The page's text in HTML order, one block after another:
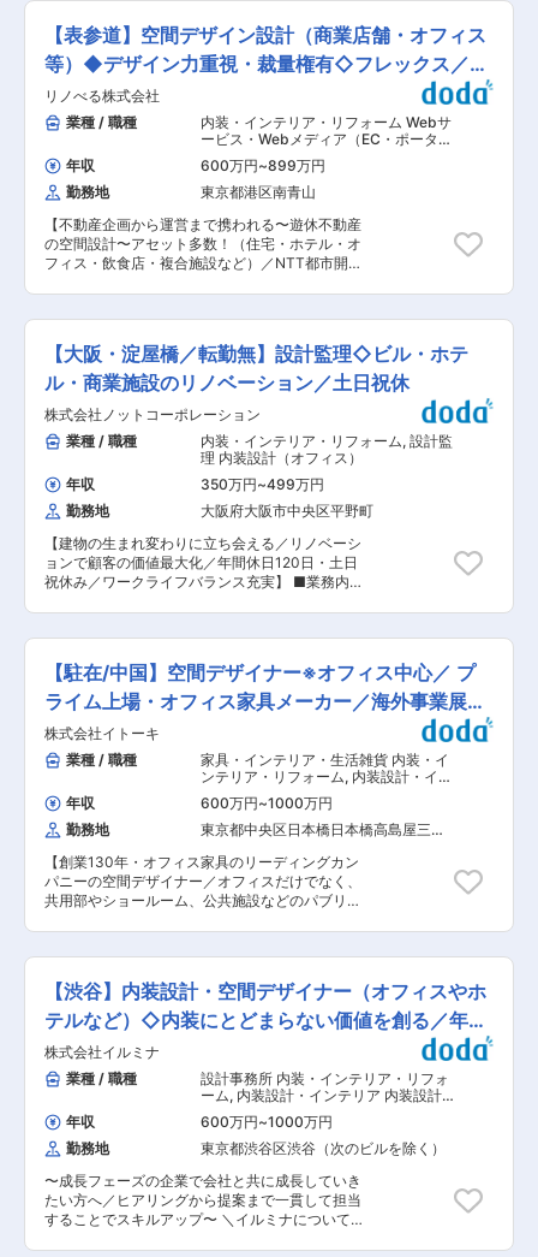
てはアスクルNo.1代理店としての確かな実績と歴
史ある企業でありながら時代の流れをキャッチし
て新たな取組にも柔軟に積極的にチャレンジをし
ております。 変更の範囲：会社の定める業務
で幅広く手掛けます。 ■ワーププレイス構築の実
績一覧
https://www.frontierconsul.net/works_cat/work-
place/ ■会社説明動画：
https://www.youtube.com/watch?
v=Kt7vgZQJbjg ■仕事のやりがい： ＜幅広い案
件で、デザイン×建築の両スキルを磨ける＞ ワー
クプレイス・セットアップオフィス・コワーキン
グ・ビルリニューアルなど多様な案件に挑戦可
能。意匠・法規・構造など、空間づくりに必要な
知識を実践で身につけられます。 ＜住宅補助や家
族手当など各種手当充実＞ 住宅補助(月額2万円)
や家族手当(配偶者：月1万円、子：月1万円)、資
います。リカレント教育支援制度を導入 ■当社に
ついて： フロンティアコンサルティングは2007
れまでに日本全国、アジア諸国で、数多くのワー
クプレイスを作り上げてきました。 変更の範囲：
会社の定める業務
IT企業や、大手グローバル企業のオフィスやホテ
ル、店舗等の家具や内装までお受けすることもあ
ります！ ◎顧客にリピートされる高品質な家具！
自社育成率75％の職人集団で高品質を実現し、繁
忙期であっても、予算の無い物件でも安定した高
品質の造作家具を提供しています！また、人工大
理石や椅子張り等の異素材や家具に関係する電機
工事など異素材も取り扱い、また取付施行からア
フターフォローまで一貫して行うため信頼されて
おります！ ■業務内容： 既存のクライアントと
信頼関係を築き、提案を行うルート営業です。 ク
ライアント： 内装工事会社、大手オフィス什器メ
ーカー、建設デザイン事務所等 お任せいただくお
仕事： 企業のオフィス移転・増床、ホテル・店舗
の新規出店等プロジェクトの際に造作特注家具分
4名の固定ユニットで動いており、お預かりして
いる案件によって、各メンバーに「提案」「見積
担当」「製図担当」「現場管理」等の担当業務を
割り振り進めています。 ※ご本人様のご経験に応
じてお任せします！ 東京オフィスは営業部4名在
中ですが、営業部は京都本社・烏丸五条オフィス
に12名います。おひとりで抱えるわけではなく、
東京・京都でユニットメンバーを構成し、他メン
バーと協力の上で業務をすすめていきます！ ■期
待する役割： 2015年以降、毎年1億〜2億の売り
上げ増、業績好調による東京オフィスの増員強化
の為、ご経験者を募集いたします。現在東京オフ
ィスメンバーは4名、40歳代のメンバーで構成さ
お客様なので、今後も東京オフィスは増員拡大予
定です。ゆくゆくは中核を担うポストになってい
社内職務要件に準じた役職者給与にベースアップ
させていただきます。 変更の範囲：会社の定める
業務
【表参道】空間デザイン設計（商業店舗・オフィス
等）◆デザイン力重視・裁量権有◇フレックス／残
業30h
リノべる株式会社
業種 / 職種
内装・インテリア・リフォーム Webサ
ービス・Webメディア（EC・ポータ
ル・ソーシャル）, 内装設計（店舗）
内装設計（オフィス）
年収 600万円~899万円
勤務地
東京都港区南青山
【不動産企画から運営まで携われる〜遊休不動産
の空間設計〜アセット多数！（住宅・ホテル・オ
フィス・飲食店・複合施設など）／NTT都市開
型に決まった設計ではなく自身のデザイン力を生
かしながら、広い領域で自由設計ができる環境が
ございます。事業の収益性にもコミット、遊休不
動産の増加をはじめとする社会の課題解決にも貢
献することをミッションとしておりますので、設
計のみならず、企画時点で運営まで見据えた収支
計算や地域・街づくりに合わせたコンセプト設計
を行っていただきます。 ■業務概要： 一棟リノ
ベーションの事業企画から設計、施工、サブリー
ス、運営までワンストップで行うことを強みとし
ている当社で空間デザイン設計をご担当いただき
ます。一棟リノベーション案件案件を含めた空間
デザインの主担当として、企画、設計、監理まで
をお任せします。 ■業務詳細： ・クライアント
との打ち合わせ、ヒアリング ・建築企画（コンセ
プト・スケジュール・予算立案） ・デザイン企画
は） ※3〜5案件程並行してご担当いただく予定で
す。 ■ポジションの特徴： 都市創造本部の建築
チームに属し、PMRやCMRとともに一棟リノベ
ーション案件もご担当いただきます。建築企画か
ら携わっていただくことで、商空間のみならず、
建築案件全体を見据えた設計・デザインに裁量権
をもって取り組んでいただくことが可能です。現
在、不動産の利活用が増え年間90件ほどのプロジ
ェクトが動いております。NTT都市開発株式会
社、東急株式会社との資本提携により今後も案件
の幅を広げ、年間150％の成長を目指しておりま
す。 ■働き方： ・平均残業時間30時間/月 ・フレ
ックス制 ・リモート勤務相談可 ■ミッション：
くり、未来にも責任をもつこと。持続することを
重視し、事業の収益性にもコミットすること。 そ
題解決にも貢献すること。すべてで、まちの新し
い価値になる。私たちはそんなまちづくりを実践
します。 変更の範囲：会社の定める業務
【大阪・淀屋橋／転勤無】設計監理◇ビル・ホテ
ル・商業施設のリノベーション／土日祝休
株式会社ノットコーポレーション
業種 / 職種
内装・インテリア・リフォーム, 設計監
理 内装設計（オフィス）
年収
350万円~499万円
勤務地
大阪府大阪市中央区平野町
【建物の生まれ変わりに立ち会える／リノベーシ
ョンで顧客の価値最大化／年間休日120日・土日
祝休み／ワークライフバランス充実】 ■業務内
掛けている当社にて、空間づくりの企画・設計・
デザインなどの設計監理をお任せいたします。 ＜
詳細＞ ◇企画・コンセプトの立案 ◇お客様への
企画提案 ◇設計・デザイン ◇設計監理 ◇各種申
請業務 ■当社の魅力： ◎最高な提案のため自社を
リノベし、社員の変化やデザイン効果を自ら検証
するほど顧客想いな社風です。 ◎数億円のビル再
生からオフィス、店舗棟様々な案件を手掛けてお
ります。 ◎関連会社のカフェやスモーキングエリ
ア「N6」の運営、環境に配慮したビル再生など持
続可能な空間作りを推進しております。 ■当社に
ついて： リノベーションという成長を続ける業界
に20年以上前から参入し、企業理念である「未来
をつくるカンパニー」を体現するため、収益改善
などの顧客課題解決に直結するリモデル（再構
築）の設計・施工を行っています。 当社は人が集
ことでおしゃれで、かっこいい空間を提供してい
ます。 変更の範囲：会社の定める業務
【駐在/中国】空間デザイナー※オフィス中心／ プ
ライム上場・オフィス家具メーカー／海外事業展開
を推進
株式会社イトーキ
業種 / 職種
家具・インテリア・生活雑貨 内装・イ
ンテリア・リフォーム, 内装設計・イン
テリア 内装設計（オフィス）
年収 600万円~1000万円
勤務地
東京都中央区日本橋日本橋高島屋三井
【創業130年・オフィス家具のリーディングカン
パニーの空間デザイナー／オフィスだけでなく、
共用部やショールーム、公共施設などのパブリッ
の家具から、病院や学校、文化施設の空間設計ま
で、幅広い商品とサービスを提供している当社に
おいて、空間デザイナーとしてご活躍いただきま
す。現在、海外事業強化に向けた取り組みを推進
しており、入社半年程度は東京本社に勤務頂いた
後に、イトーキChinaにて出向赴任いただきま
す。 ■業務詳細： デザイナーとしてオフィスを
始めとする空間設計をお任せ致します。 プロジェ
クトマネージャーや営業とともにクライアント先
へ訪問し、ヒアリングからコンセプト立案、レイ
アウト検討はもちろんのこと、色合いの選定や家
具・設備選び等も進めて頂きます。 ■デザイン対
象： ・オフィス空間（有名大手企業から急成長ベ
ンチャー企業のオフィス、コワーキングスペース
など多種多様） ・パブリックスペース（オフィス
ビル共用部、企業ショールーム、公共施設など）
【渋谷】内装設計・空間デザイナー（オフィスやホ
テルなど）◇内装にとどまらない価値を創る／年休
126日
株式会社イルミナ
業種 / 職種
設計事務所 内装・インテリア・リフォ
ーム, 内装設計・インテリア 内装設計
（オフィス）
年収 600万円~1000万円
勤務地
東京都渋谷区渋谷（次のビルを除く）
〜成長フェーズの企業で会社と共に成長していき
たい方へ／ヒアリングから提案まで一貫して担当
することでスキルアップ〜 ＼イルミナについても